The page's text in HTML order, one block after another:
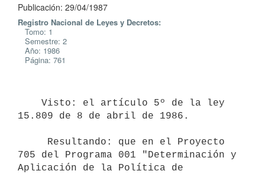
Publicación: 29/04/1987
Registro Nacional de Leyes y Decretos:
Tomo: 1
Semestre: 2
Año: 1986
Página: 761
15.809 de 8 de abril de 1986.
705 del Programa 001 "Determinación y
Aplicación de la Política de